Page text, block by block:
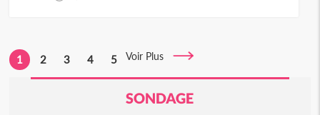
1 2 3 4 5 Voir Plus
SONDAGE